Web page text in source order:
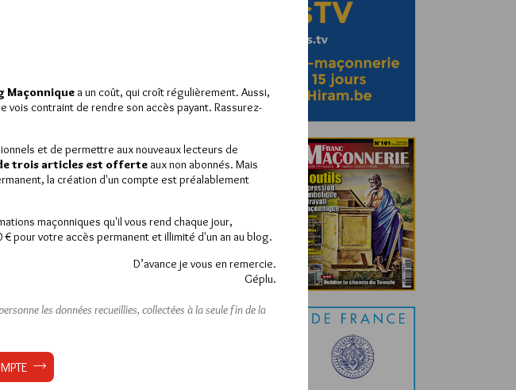
304
Maçonnique a un coût, qui croît régulièrement. Aussi,
vois contraint de rendre son accès payant. Rassurez-
et de permettre aux nouveaux lecteurs de
trois articles est offerte aux non abonnés. Mais
la création d'un compte est préalablement
maçonniques qu'il vous rend chaque jour,
pour votre accès permanent et illimité d'un an au blog.
D’avance je vous en remercie.
Géplu.
les données recueillies, collectées à la seule fin de la